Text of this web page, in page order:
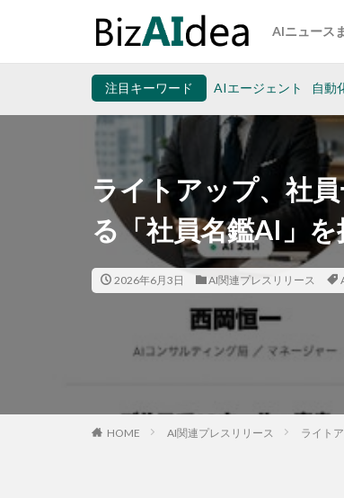
AIニュース
注目キーワード AIエージェント 自動
ライトアップ、社
る「社員名鑑AI」
2026年6月3日 AI関連プレスリリース
HOME AI関連プレスリリース ライト